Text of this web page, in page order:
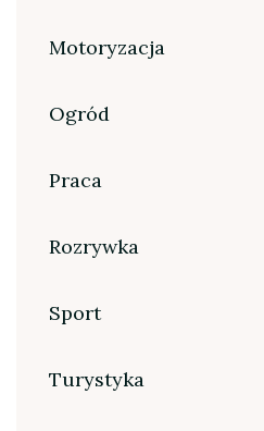
Motoryzacja
Ogród
Praca
Rozrywka
Sport
Turystyka